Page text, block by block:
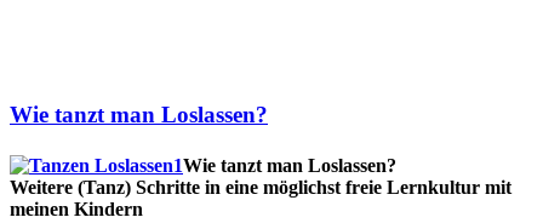
Wie tanzt man Loslassen?
Wie tanzt man Loslassen?
Weitere (Tanz) Schritte in eine möglichst freie Lernkultur mit
meinen Kindern